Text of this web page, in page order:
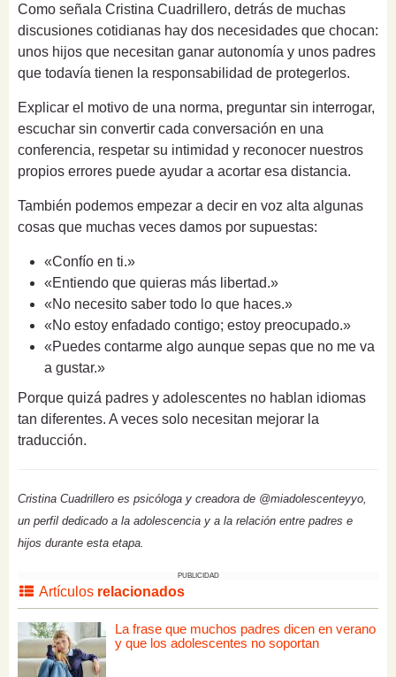
Como señala Cristina Cuadrillero, detrás de muchas
discusiones cotidianas hay dos necesidades que chocan:
unos hijos que necesitan ganar autonomía y unos padres
que todavía tienen la responsabilidad de protegerlos.
Explicar el motivo de una norma, preguntar sin interrogar,
escuchar sin convertir cada conversación en una
conferencia, respetar su intimidad y reconocer nuestros
propios errores puede ayudar a acortar esa distancia.
También podemos empezar a decir en voz alta algunas
cosas que muchas veces damos por supuestas:
«Confío en ti.»
«Entiendo que quieras más libertad.»
«No necesito saber todo lo que haces.»
«No estoy enfadado contigo; estoy preocupado.»
«Puedes contarme algo aunque sepas que no me va
a gustar.»
Porque quizá padres y adolescentes no hablan idiomas
tan diferentes. A veces solo necesitan mejorar la
traducción.
Cristina Cuadrillero es psicóloga y creadora de @miadolescenteyyo,
un perfil dedicado a la adolescencia y a la relación entre padres e
hijos durante esta etapa.
PUBLICIDAD
Artículos relacionados
La frase que muchos padres dicen en verano
y que los adolescentes no soportan